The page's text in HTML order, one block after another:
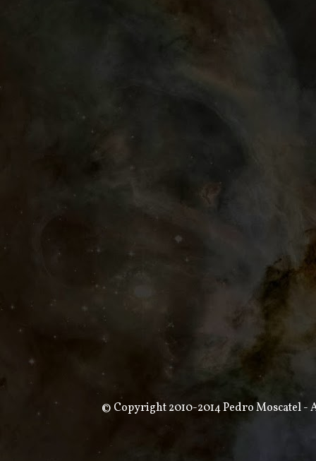
© Copyright 2010-2014 Pedro Moscatel -